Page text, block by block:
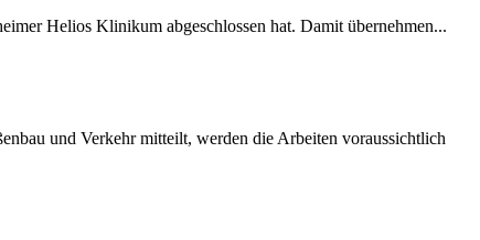
Helios Klinikum abgeschlossen hat. Damit übernehmen...
und Verkehr mitteilt, werden die Arbeiten voraussichtlich